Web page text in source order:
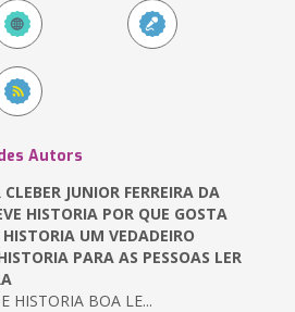
Autors
JUNIOR FERREIRA DA
HISTORIA POR QUE GOSTA
HISTORIA UM VEDADEIRO
PARA AS PESSOAS LER
HISTORIA BOA LE...